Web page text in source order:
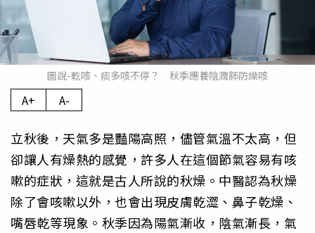
圖說-乾咳、痰多咳不停？ 秋季應養陰潤肺防燥咳
A+ A-
立秋後，天氣多是豔陽高照，儘管氣溫不太高，但
卻讓人有燥熱的感覺，許多人在這個節氣容易有咳
嗽的症狀，這就是古人所說的秋燥。中醫認為秋燥
除了會咳嗽以外，也會出現皮膚乾澀、鼻子乾燥、
嘴唇乾等現象。秋季因為陽氣漸收，陰氣漸長，氣